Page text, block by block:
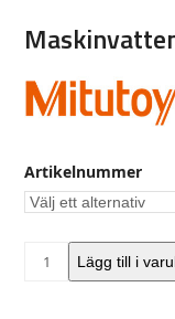
Artikelnummer
Maskinvattenpass
Lägg till i